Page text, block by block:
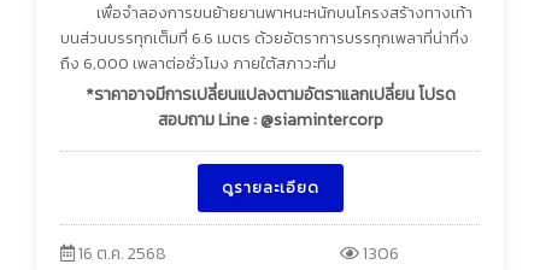
เพื่อจำลองการขนย้ายยานพาหนะหนักบนโครงสร้างทางเท้า
บนส่วนบรรทุกเต็มที่ 6.6 เมตร ด้วยอัตราการบรรทุกเพลาที่น่าทึ่ง
ถึง 6,000 เพลาต่อชั่วโมง ภายใต้สภาวะที่ม
*ราคาอาจมีการเปลี่ยนแปลงตามอัตราแลกเปลี่ยน โปรด
สอบถาม Line : @siamintercorp
ดูรายละเอียด
16 ต.ค. 2568 1306